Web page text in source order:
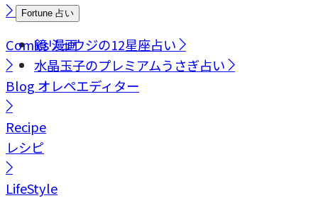
Fortune 占い
鏡リュウジの12星座占い
水晶玉子のプレミアムうさぎ占い
Comics漫画
Blog オレペエディター
Recipe
レシピ
LifeStyle